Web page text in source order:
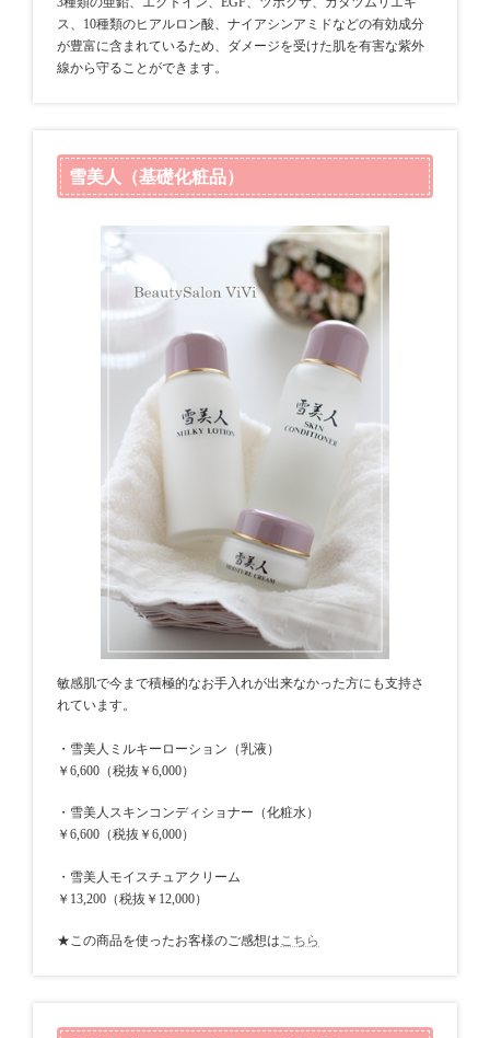
ス、10種類のヒアルロン酸、ナイアシンアミドなどの有効成分
が豊富に含まれているため、ダメージを受けた肌を有害な紫外
線から守ることができます。
雪美人（基礎化粧品）
敏感肌で今まで積極的なお手入れが出来なかった方にも支持さ
れています。
・雪美人ミルキーローション（乳液）
￥6,600（税抜￥6,000）
・雪美人スキンコンディショナー（化粧水）
￥6,600（税抜￥6,000）
・雪美人モイスチュアクリーム
￥13,200（税抜￥12,000）
★この商品を使ったお客様のご感想はこちら